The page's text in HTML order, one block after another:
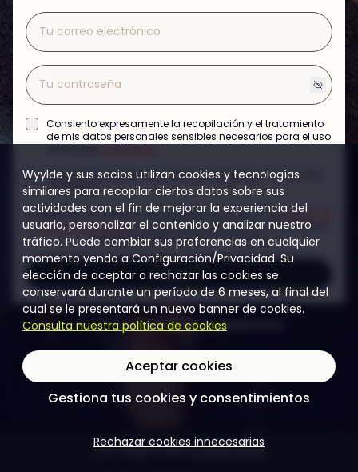
Consiento expresamente la recopilación y el tratamiento
de mis datos personales sensibles necesarios para el uso
Me gustaría recibir información y ofertas promocionales
de Wyylde.
Al registrarme, confirmo que he leído los [TOU] y losPolítica de
protección de datos, y acepto sus condiciones. Me informan
que tengo derechos sobre mis datos.
Registro
reCAPTCHA·Privacidad·Condiciones
¿Ya registrada?Conectarse
Wyylde y sus socios utilizan cookies y tecnologías
similares para recopilar ciertos datos sobre sus
actividades con el fin de mejorar la experiencia del
usuario, personalizar el contenido y analizar nuestro
tráfico. Puede cambiar sus preferencias en cualquier
momento yendo a Configuración/Privacidad. Su
elección de aceptar o rechazar las cookies se
conservará durante un período de 6 meses, al final del
cual se le presentará un nuevo banner de cookies.
Consulta nuestra política de cookies
Aceptar cookies
Gestiona tus cookies y consentimientos
Rechazar cookies innecesarias